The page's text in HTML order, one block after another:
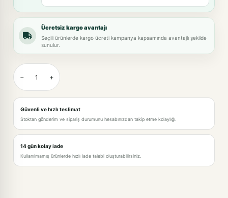
Ücretsiz kargo avantajı
Seçili ürünlerde kargo ücreti kampanya kapsamında avantajlı şekilde
sunulur.
− +
Güvenli ve hızlı teslimat
Stoktan gönderim ve sipariş durumunu hesabınızdan takip etme kolaylığı.
14 gün kolay iade
Kullanılmamış ürünlerde hızlı iade talebi oluşturabilirsiniz.